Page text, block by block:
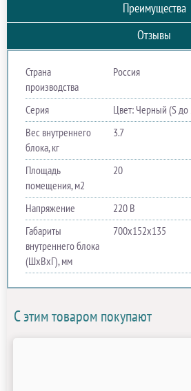
Преимущества
Отзывы
Страна
производства
Россия
Серия
Цвет: Черный (S до
Вес внутреннего
блока, кг
3.7
Площадь
помещения, м2
20
Напряжение
220 В
Габариты
внутреннего блока
(ШхВхГ), мм
700х152х135
С этим товаром покупают